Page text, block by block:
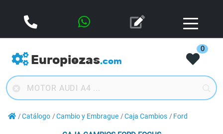
Europiezas.com
0
Catálogo Cambio y Embrague Caja Cambios Ford